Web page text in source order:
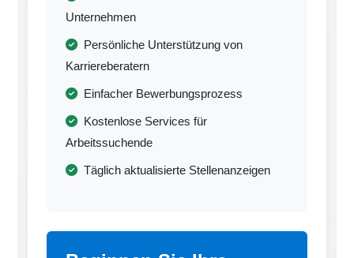
Unternehmen
Persönliche Unterstützung von
Karriereberatern
Einfacher Bewerbungsprozess
Kostenlose Services für
Arbeitssuchende
Täglich aktualisierte Stellenanzeigen